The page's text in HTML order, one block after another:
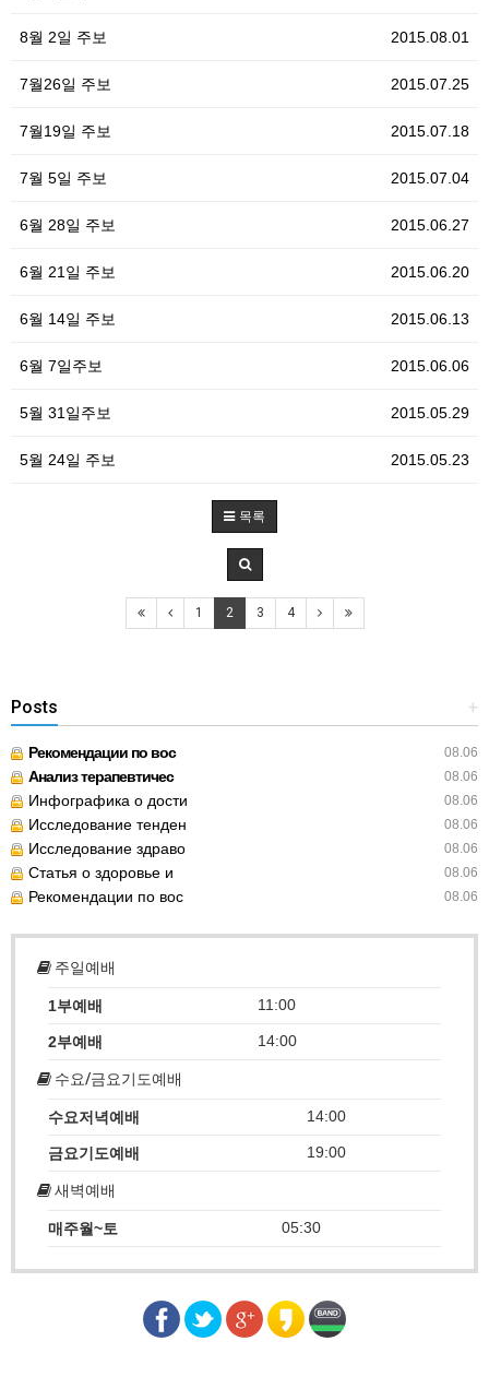
2015.08.01
8월 2일 주보
2015.07.25
7월26일 주보
2015.07.18
7월19일 주보
2015.07.04
7월 5일 주보
2015.06.27
6월 28일 주보
2015.06.20
6월 21일 주보
2015.06.13
6월 14일 주보
2015.06.06
6월 7일주보
2015.05.29
5월 31일주보
2015.05.23
5월 24일 주보
목록
1 2 3 4
+
Posts
08.06
Рекомендации по вос
08.06
Анализ терапевтичес
08.06
Инфографика о дости
08.06
Исследование тенден
08.06
Исследование здраво
08.06
Статья о здоровье и
08.06
Рекомендации по вос
주일예배
1부예배 11:00
2부예배 14:00
수요/금요기도예배
수요저녁예배 14:00
금요기도예배 19:00
새벽예배
매주월~토 05:30